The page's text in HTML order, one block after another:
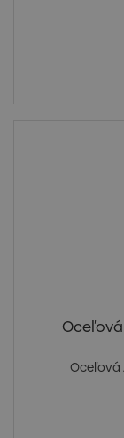
Oceľová